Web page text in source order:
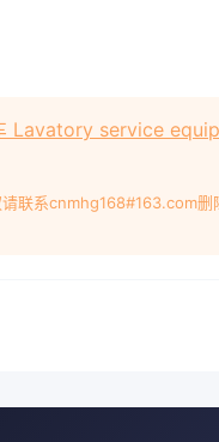
Lavatory service
联系cnmhg168#163.com